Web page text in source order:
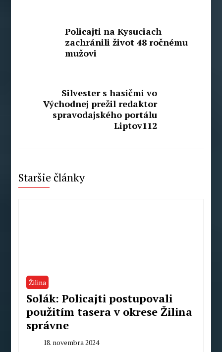
Policajti na Kysuciach
zachránili život 48 ročnému
mužovi
Silvester s hasičmi vo
Východnej prežil redaktor
spravodajského portálu
Liptov112
Staršie články
Žilina
Solák: Policajti postupovali
použitím tasera v okrese Žilina
správne
18. novembra 2024